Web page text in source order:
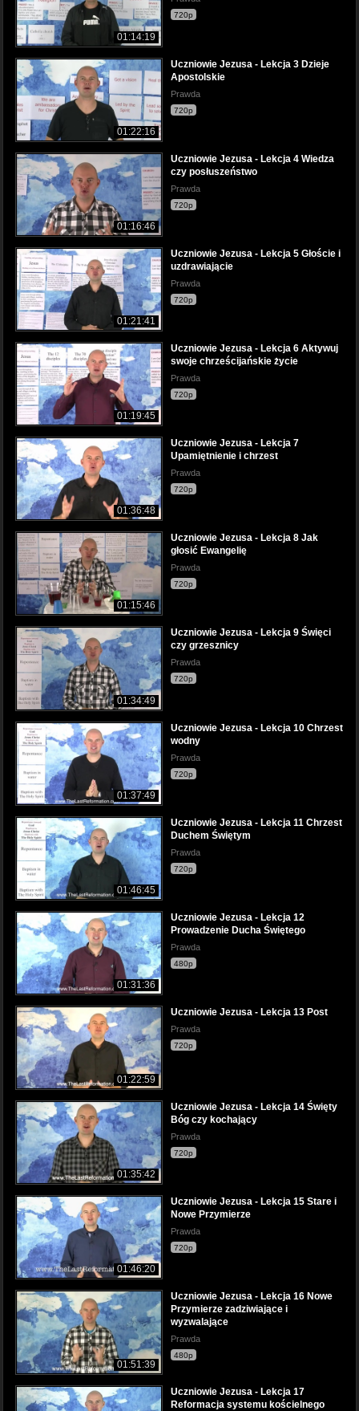
01:14:19
720p
01:22:16
Uczniowie Jezusa - Lekcja 3 Dzieje
Apostolskie
Prawda
720p
01:16:46
Uczniowie Jezusa - Lekcja 4 Wiedza
czy posłuszeństwo
Prawda
720p
01:21:41
Uczniowie Jezusa - Lekcja 5 Głoście i
uzdrawiającie
Prawda
720p
01:19:45
Uczniowie Jezusa - Lekcja 6 Aktywuj
swoje chrześcijańskie życie
Prawda
720p
01:36:48
Uczniowie Jezusa - Lekcja 7
Upamiętnienie i chrzest
Prawda
720p
01:15:46
Uczniowie Jezusa - Lekcja 8 Jak
głosić Ewangelię
Prawda
720p
01:34:49
Uczniowie Jezusa - Lekcja 9 Święci
czy grzesznicy
Prawda
720p
01:37:49
Uczniowie Jezusa - Lekcja 10 Chrzest
wodny
Prawda
720p
01:46:45
Uczniowie Jezusa - Lekcja 11 Chrzest
Duchem Świętym
Prawda
720p
01:31:36
Uczniowie Jezusa - Lekcja 12
Prowadzenie Ducha Świętego
Prawda
480p
01:22:59
Uczniowie Jezusa - Lekcja 13 Post
Prawda
720p
01:35:42
Uczniowie Jezusa - Lekcja 14 Święty
Bóg czy kochający
Prawda
720p
01:46:20
Uczniowie Jezusa - Lekcja 15 Stare i
Nowe Przymierze
Prawda
720p
01:51:39
Uczniowie Jezusa - Lekcja 16 Nowe
Przymierze zadziwiające i
wyzwalające
Prawda
480p
Uczniowie Jezusa - Lekcja 17
Reformacja systemu kościelnego